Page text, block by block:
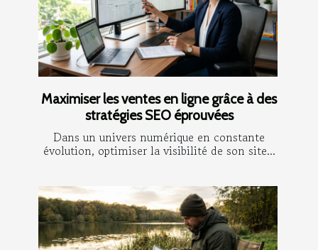
Maximiser les ventes en ligne grâce à des
stratégies SEO éprouvées
Dans un univers numérique en constante
évolution, optimiser la visibilité de son site...